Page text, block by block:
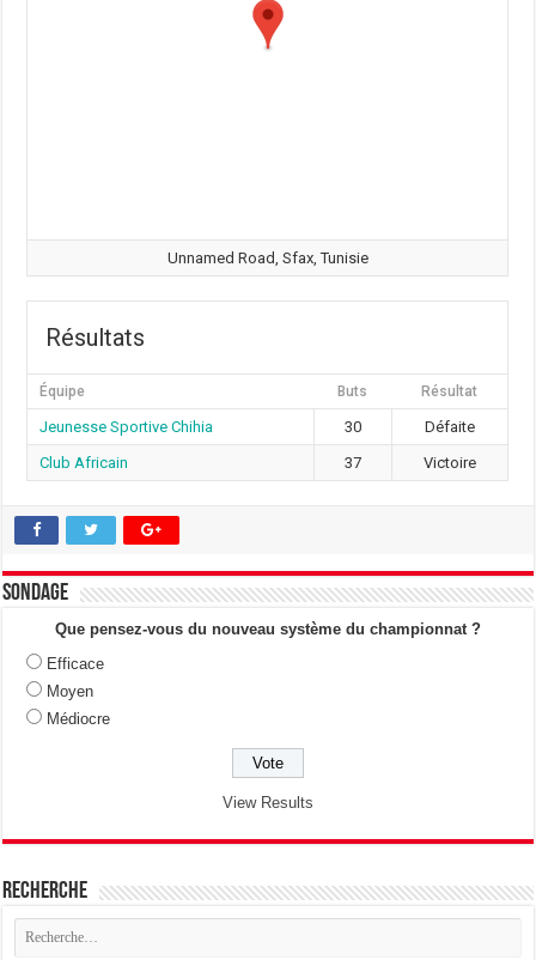
Unnamed Road, Sfax, Tunisie
Résultats
Équipe Buts Résultat
Jeunesse Sportive Chihia 30
Défaite
Club Africain
37 Victoire
Sondage
Que pensez-vous du nouveau système du championnat ?
Efficace
Moyen
Médiocre
View Results
Recherche